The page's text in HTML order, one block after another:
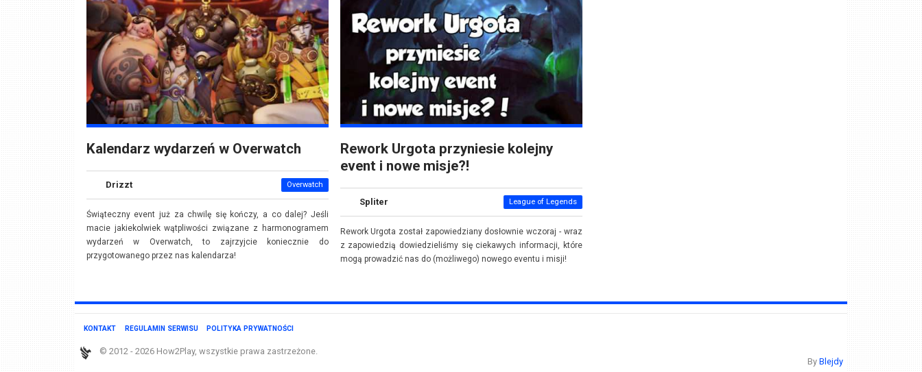
Kalendarz wydarzeń w Overwatch
Drizzt Overwatch
Świąteczny event już za chwilę się kończy, a co dalej? Jeśli
macie jakiekolwiek wątpliwości związane z harmonogramem
wydarzeń w Overwatch, to zajrzyjcie koniecznie do
przygotowanego przez nas kalendarza!
Rework Urgota przyniesie kolejny
event i nowe misje?!
Spliter League of Legends
Rework Urgota został zapowiedziany dosłownie wczoraj - wraz
z zapowiedzią dowiedzieliśmy się ciekawych informacji, które
mogą prowadzić nas do (możliwego) nowego eventu i misji!
KONTAKT REGULAMIN SERWISU POLITYKA PRYWATNOŚCI
© 2012 - 2026 How2Play, wszystkie prawa zastrzeżone.
By Blejdy